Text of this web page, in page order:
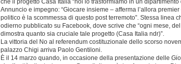
che il progetto Casa Italia “noi lo trasformiamo in un dipartimento
Annuncio e impegno: “Giocare insieme – afferma l’allora
politico è la scommessa di questo post terremoto”. Stessa linea
odierno pubblicato su Facebook, dove scrive che “ogni mese,
dimostra quanto sia cruciale tale progetto (Casa Italia ndr)”.
La vittoria del No al referendum costituzionale dello scorso
palazzo Chigi arriva Paolo Gentiloni.
È il 14 marzo quando, in occasione della presentazione delle